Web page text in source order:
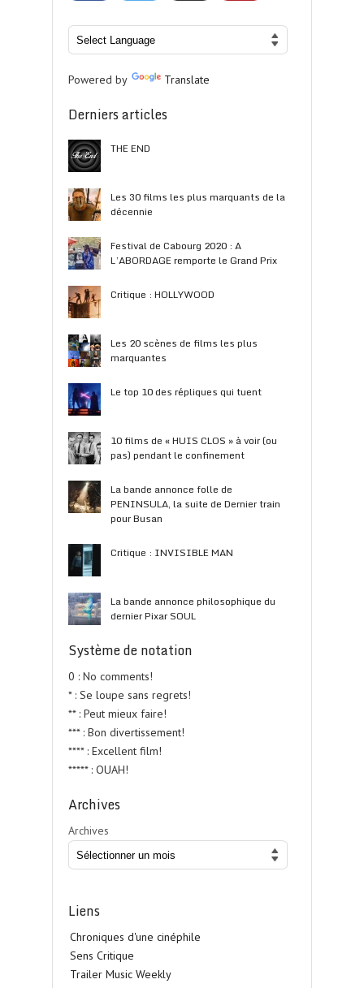
Powered by Translate
Derniers articles
THE END
Les 30 films les plus marquants de la
décennie
Festival de Cabourg 2020 : A
L’ABORDAGE remporte le Grand Prix
Critique : HOLLYWOOD
Les 20 scènes de films les plus
marquantes
Le top 10 des répliques qui tuent
10 films de « HUIS CLOS » à voir (ou
pas) pendant le confinement
La bande annonce folle de
PENINSULA, la suite de Dernier train
pour Busan
Critique : INVISIBLE MAN
La bande annonce philosophique du
dernier Pixar SOUL
Système de notation
0 : No comments!
* : Se loupe sans regrets!
** : Peut mieux faire!
*** : Bon divertissement!
**** : Excellent film!
***** : OUAH!
Archives
Archives
Liens
Chroniques d'une cinéphile
Sens Critique
Trailer Music Weekly